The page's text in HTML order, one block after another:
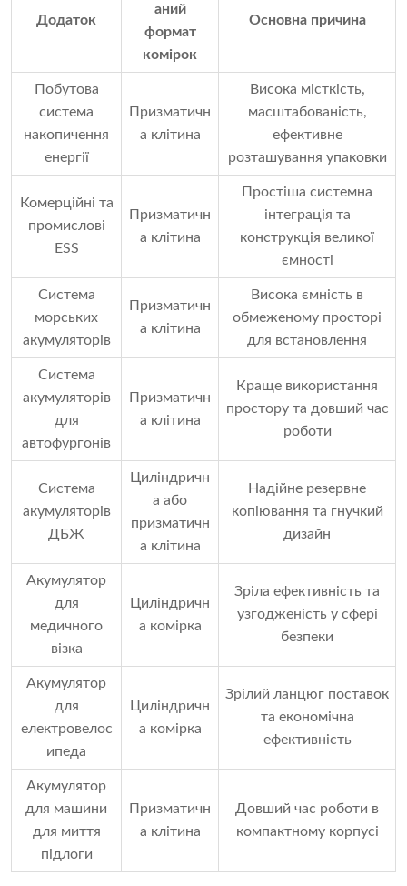
Додаток
аний
формат
комірок
Основна причина
Побутова
система
накопичення
енергії
Призматичн
а клітина
Висока місткість,
масштабованість,
ефективне
розташування упаковки
Комерційні та
промислові
ESS
Призматичн
а клітина
Простіша системна
інтеграція та
конструкція великої
ємності
Система
морських
акумуляторів
Призматичн
а клітина
Висока ємність в
обмеженому просторі
для встановлення
Система
акумуляторів
для
автофургонів
Призматичн
а клітина
Краще використання
простору та довший час
роботи
Система
акумуляторів
ДБЖ
Циліндричн
а або
призматичн
а клітина
Надійне резервне
копіювання та гнучкий
дизайн
Акумулятор
для
медичного
візка
Циліндричн
а комірка
Зріла ефективність та
узгодженість у сфері
безпеки
Акумулятор
для
електровелос
ипеда
Циліндричн
а комірка
Зрілий ланцюг поставок
та економічна
ефективність
Акумулятор
для машини
для миття
підлоги
Призматичн
а клітина
Довший час роботи в
компактному корпусі